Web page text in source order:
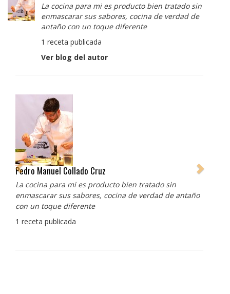
La cocina para mi es producto bien tratado sin
enmascarar sus sabores, cocina de verdad de
antaño con un toque diferente
1 receta publicada
Ver blog del autor
Pedro Manuel Collado Cruz
La cocina para mi es producto bien tratado sin
enmascarar sus sabores, cocina de verdad de antaño
con un toque diferente
1 receta publicada